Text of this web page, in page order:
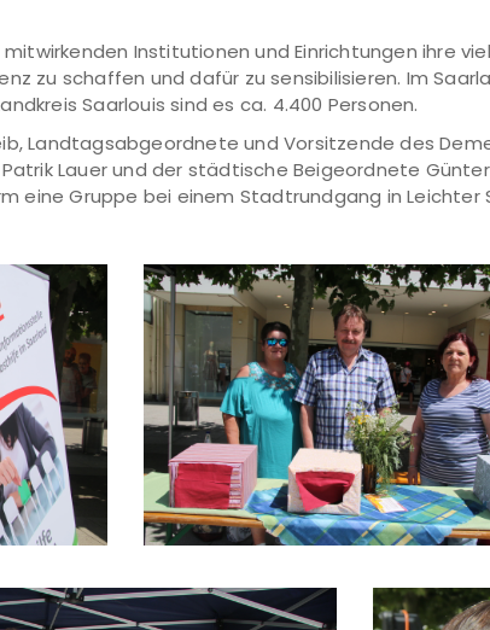
Institutionen und Einrichtungen ihre
zu schaffen und dafür zu sensibilisieren. Im
Saarlouis sind es ca. 4.400 Personen.
Landtagsabgeordnete und Vorsitzende des
Lauer und der städtische Beigeordnete
eine Gruppe bei einem Stadtrundgang in Leichter